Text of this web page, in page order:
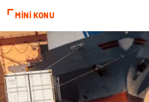
MİNİ KONU